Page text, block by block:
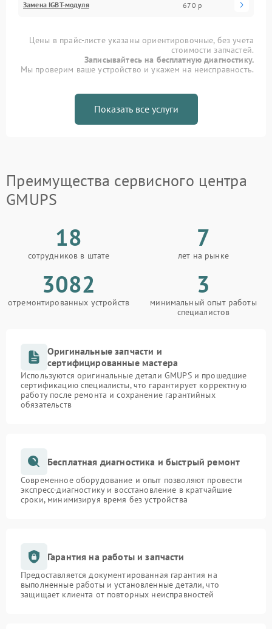
Замена IGBT-модуля 670 р
Цены в прайс-листе указаны ориентировочные, без учета
стоимости запчастей.
Записывайтесь на бесплатную диагностику.
Мы проверим ваше устройство и укажем на неисправность.
Показать все услуги
Преимущества сервисного центра
GMUPS
18
сотрудников в штате
7
лет на рынке
3082
отремонтированных устройств
3
минимальный опыт работы
специалистов
Оригинальные запчасти и
сертифицированные мастера
Используются оригинальные детали GMUPS и прошедшие
сертификацию специалисты, что гарантирует корректную
работу после ремонта и сохранение гарантийных
обязательств
Бесплатная диагностика и быстрый ремонт
Современное оборудование и опыт позволяют провести
экспресс-диагностику и восстановление в кратчайшие
сроки, минимизируя время без устройства
Гарантия на работы и запчасти
Предоставляется документированная гарантия на
выполненные работы и установленные детали, что
защищает клиента от повторных неисправностей